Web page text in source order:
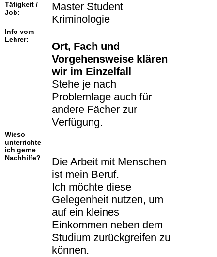
Tätigkeit /
Job:
Master Student
Kriminologie
Info vom
Lehrer:
Ort, Fach und
Vorgehensweise klären
wir im Einzelfall
Stehe je nach
Problemlage auch für
andere Fächer zur
Verfügung.
Wieso
unterrichte
ich gerne
Nachhilfe?
Die Arbeit mit Menschen
ist mein Beruf.
Ich möchte diese
Gelegenheit nutzen, um
auf ein kleines
Einkommen neben dem
Studium zurückgreifen zu
können.